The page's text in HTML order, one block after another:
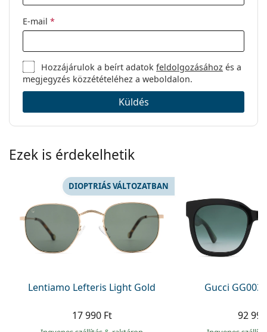
E-mail *
Hozzájárulok a beírt adatokfeldolgozásához és a
megjegyzés közzétételéhez a weboldalon.
Küldés
Ezek is érdekelhetik
Lentiamo Lefteris Light Gold
DIOPTRIÁS VÁLTOZATBAN
17 990 Ft
Gucci
92